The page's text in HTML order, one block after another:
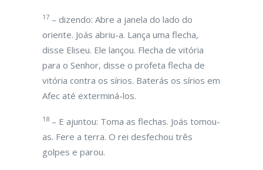
17 – dizendo: Abre a janela do lado do
oriente. Joás abriu-a. Lança uma flecha,
disse Eliseu. Ele lançou. Flecha de vitória
para o Senhor, disse o profeta flecha de
vitória contra os sírios. Baterás os sírios em
Afec até exterminá-los.
18 – E ajuntou: Toma as flechas. Joás tomou-
as. Fere a terra. O rei desfechou três
golpes e parou.